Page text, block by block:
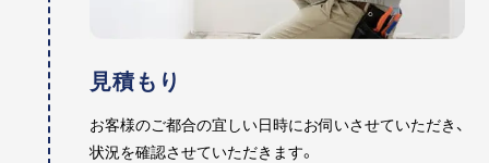
見積もり
お客様のご都合の宜しい日時にお伺いさせていただき、
状況を確認させていただきます。